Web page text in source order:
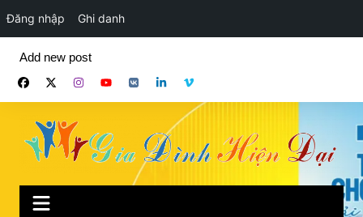
Đăng nhập Ghi danh
phần
Add new post